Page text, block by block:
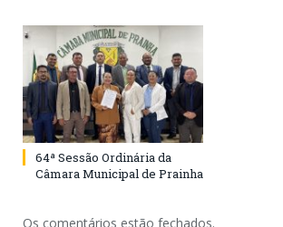
64ª Sessão Ordinária da
Câmara Municipal de Prainha
Os comentários estão fechados.